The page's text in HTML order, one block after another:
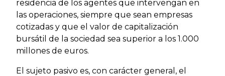
residencia de los agentes que intervengan en
las operaciones, siempre que sean empresas
cotizadas y que el valor de capitalización
bursátil de la sociedad sea superior a los 1.000
millones de euros.
El sujeto pasivo es, con carácter general, el